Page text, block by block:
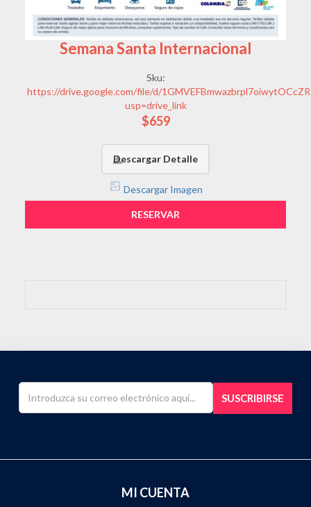
Semana Santa Internacional
Sku:
https://drive.google.com/file/d/
usp=drive_link
$659
Descargar Detalle
Descargar Imagen
RESERVAR
SUSCRIBIRSE
MI CUENTA